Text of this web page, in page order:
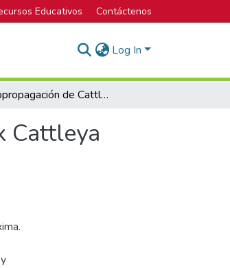
Educativos Contáctenos
Log In
Micropropagación de Cattleya skinneri y Cattleya skinneri x Cattleya maxima por cultivo de ápices.
Cattleya